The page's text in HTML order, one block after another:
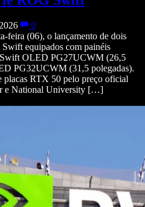
0
feira (06), o lançamento de dois
equipados com painéis
OLED PG27UCWM (26,5
PG32UCWM (31,5 polegadas).
RTX 50 pelo preço oficial
e National University […]